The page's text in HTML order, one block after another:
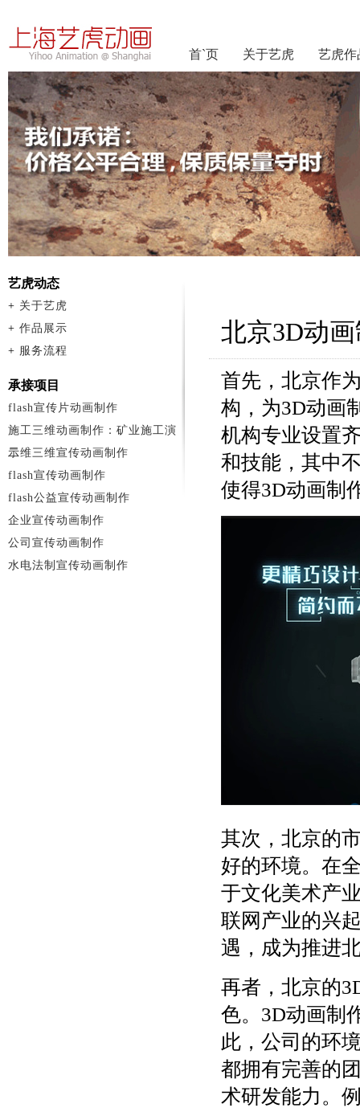
首`页 关于艺虎 艺虎作
北京3D动
首先，北京作
构，为3D动画
机构专业设置
和技能，其中
使得3D动画制
其次，北京的
好的环境。在
于文化美术产
联网产业的兴
遇，成为推进
再者，北京的
色。3D动画制
此，公司的环
都拥有完善的
术研发能力。
艺虎动态
+ 关于艺虎
+ 作品展示
+ 服务流程
承接项目
flash宣传片动画制作
施工三维动画制作：矿业施工演
示
二维三维宣传动画制作
flash宣传动画制作
flash公益宣传动画制作
企业宣传动画制作
公司宣传动画制作
水电法制宣传动画制作